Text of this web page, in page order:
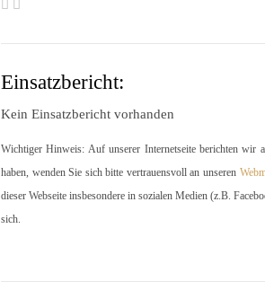
Einsatzbericht:
Kein Einsatzbericht vorhanden
Wichtiger Hinweis: Auf unserer Internetseite berichten wir
haben, wenden Sie sich bitte vertrauensvoll an unseren
dieser Webseite insbesondere in sozialen Medien (z.B.
sich.